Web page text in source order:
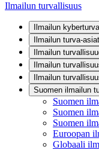
Ilmailun turvallisuus
Ilmailun
Ilmailun turva-asiat
Ilmailun
Ilmailun
Ilmailun
Suomen ilmailun
Suomen
Suomen
Suomen
Euroopan
Globaali